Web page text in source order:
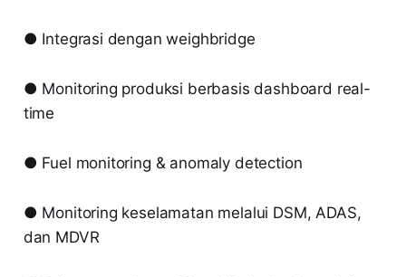
● Integrasi dengan weighbridge
● Monitoring produksi berbasis dashboard real-
time
● Fuel monitoring & anomaly detection
● Monitoring keselamatan melalui DSM, ADAS,
dan MDVR